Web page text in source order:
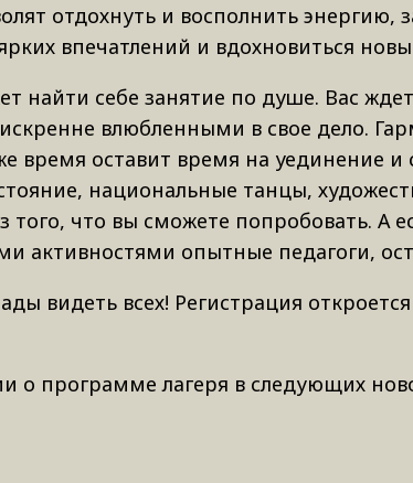
отдохнуть и восполнить энергию,
впечатлений и вдохновиться
найти себе занятие по душе. Вас
влюбленными в свое дело.
время оставит время на уединение
национальные танцы,
того, что вы сможете попробовать. А
активностями опытные педагоги,
видеть всех! Регистрация
о программе лагеря в следующих